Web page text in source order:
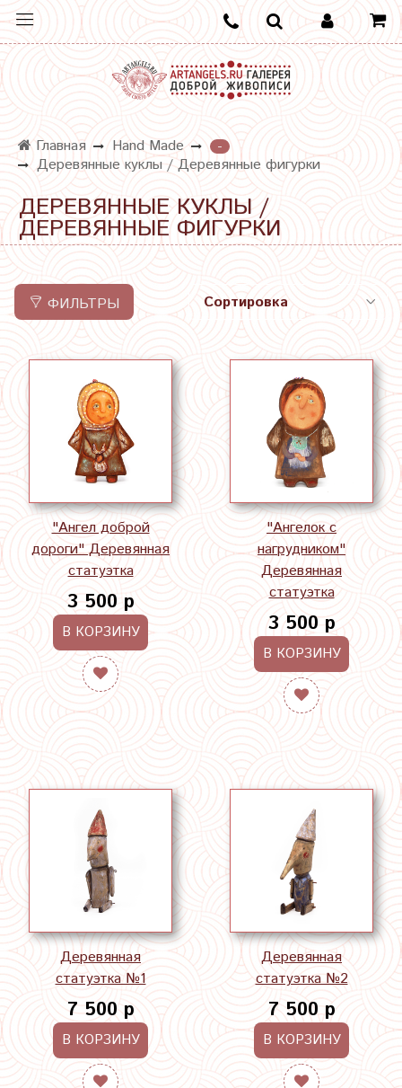
Главная Hand Made
-
Деревянные куклы / Деревянные фигурки
ДЕРЕВЯННЫЕ КУКЛЫ /
ДЕРЕВЯННЫЕ ФИГУРКИ
ФИЛЬТРЫ
"Ангел доброй
дороги" Деревянная
статуэтка
3 500 р
В КОРЗИНУ
"Ангелок с
нагрудником"
Деревянная
статуэтка
3 500 р
В КОРЗИНУ
Деревянная
статуэтка №1
7 500 р
В КОРЗИНУ
Деревянная
статуэтка №2
7 500 р
В КОРЗИНУ